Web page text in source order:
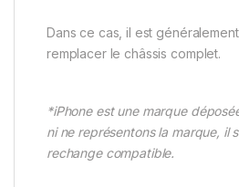
Dans ce cas, il est
remplacer le châssis complet.
*iPhone est une marque
ni ne représentons la marque, il
rechange compatible.